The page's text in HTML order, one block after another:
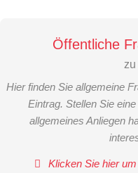
Öffentliche
zu
Hier finden Sie allgemeine
Eintrag. Stellen Sie
allgemeines Anliegen
Klicken Sie hier